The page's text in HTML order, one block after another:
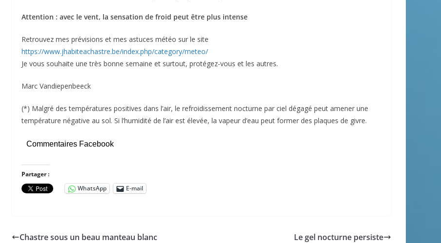
Attention : avec le vent, la sensation de froid peut être plus intense
Retrouvez mes prévisions et mes astuces météo sur le site
https://www.jhabiteachastre.be/index.php/category/meteo/
Je vous souhaite une très bonne semaine et surtout, protégez-vous et les autres.
Marc Vandiepenbeeck
(*) Malgré des températures positives dans l’air, le refroidissement nocturne par ciel dégagé peut amener une
température négative au sol. Si l’humidité de l’air est élevée, la vapeur d’eau peut former des plaques de givre.
Commentaires Facebook
Partager :
WhatsApp
E-mail
Chastre sous un beau manteau blanc Le gel nocturne persiste